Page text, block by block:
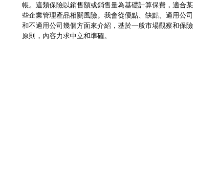
帳。這類保險以銷售額或銷售量為基礎計算保費，適合某
些企業管理產品相關風險。我會從優點、缺點、適用公司
和不適用公司幾個方面來介紹，基於一般市場觀察和保險
原則，內容力求中立和準確。